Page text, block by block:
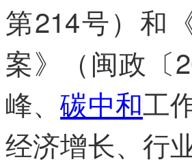
第214号）和
案》（闽政〔
峰、碳中和工
经济增长、行